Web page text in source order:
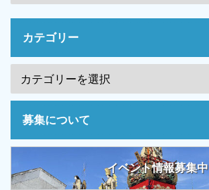
カテゴリー
募集について
イベント情報募集中